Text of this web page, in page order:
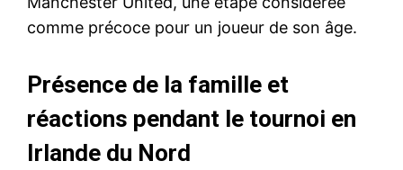
comme précoce pour un joueur de son âge.
Présence de la famille et
réactions pendant le tournoi en
Irlande du Nord